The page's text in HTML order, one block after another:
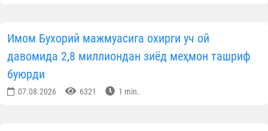
Имом Бухорий мажмуасига охирги уч ой
давомида 2,8 миллиондан зиёд меҳмон ташриф
буюрди
07.08.2026 6321 1 min.